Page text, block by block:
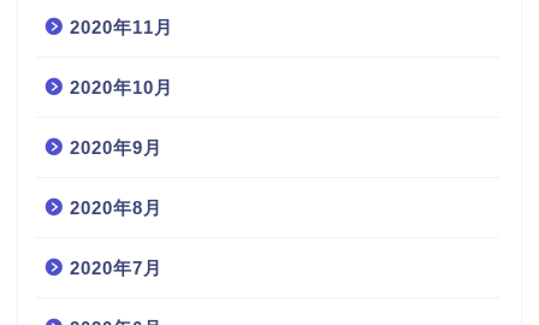
2020年11月
2020年10月
2020年9月
2020年8月
2020年7月